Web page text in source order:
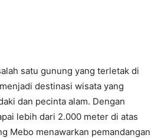
satu gunung yang terletak di
destinasi wisata yang
dan pecinta alam. Dengan
lebih dari 2.000 meter di atas
Mebo menawarkan pemandangan